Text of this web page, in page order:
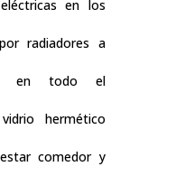
en los
radiadores a
en todo el
hermético
comedor y